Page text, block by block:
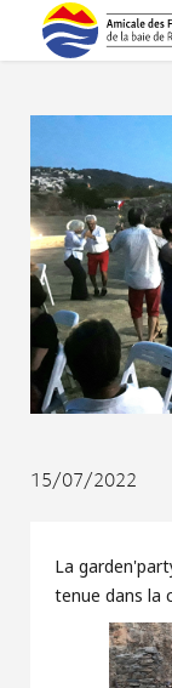
15/07/2022
La
tenue dans la